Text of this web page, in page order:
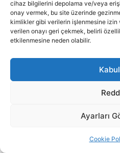
cihaz bilgilerini depolama ve/veya
onay vermek, bu site üzerinde
kimlikler gibi verilerin işlenmesine
verilen onayı geri çekmek, belirli
etkilenmesine neden olabilir.
Ayarları
Cookie